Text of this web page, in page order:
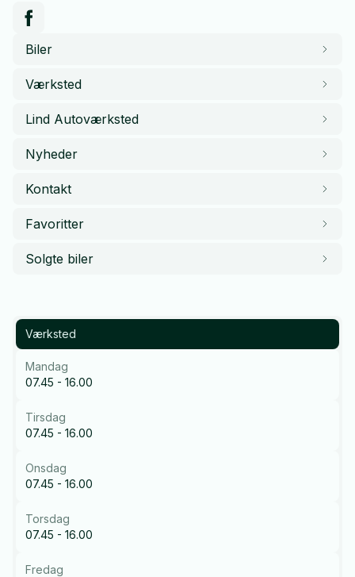
Biler
Værksted
Lind Autoværksted
Nyheder
Kontakt
Favoritter
Solgte biler
Værksted
Mandag
07.45 - 16.00
Tirsdag
07.45 - 16.00
Onsdag
07.45 - 16.00
Torsdag
07.45 - 16.00
Fredag